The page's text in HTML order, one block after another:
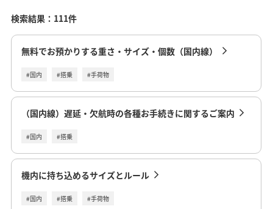
検索結果：111件
無料でお預かりする重さ・サイズ・個数（国内線）
#国内 #搭乗 #手荷物
（国内線）遅延・欠航時の各種お手続きに関するご案内
#国内 #搭乗
機内に持ち込めるサイズとルール
#国内 #搭乗 #手荷物